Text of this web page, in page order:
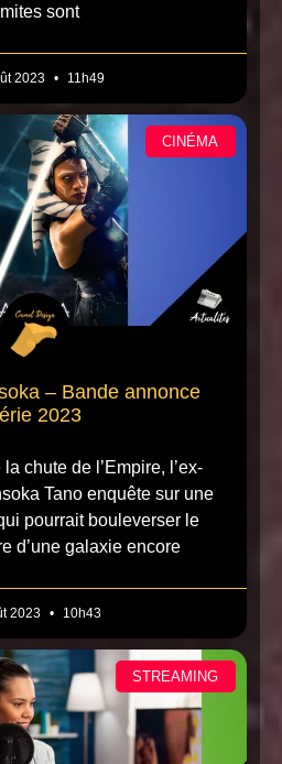
sont
2023 11h49
CINÉMA
– Bande annonce
2023
chute de l’Empire, l’ex-
Tano enquête sur une
pourrait bouleverser le
d’une galaxie encore
2023 10h43
STREAMING